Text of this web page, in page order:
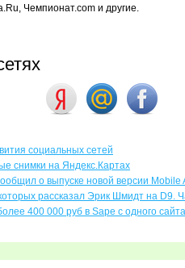
Чемпионат.com и другие.
социальных сетей
снимки на Яндекс.Картах
о выпуске новой версии Mobile
рассказал Эрик Шмидт на D9.
400 000 руб в Sape с одного сайта